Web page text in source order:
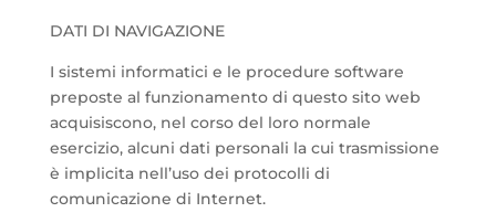
DATI DI NAVIGAZIONE
I sistemi informatici e le procedure software
preposte al funzionamento di questo sito web
acquisiscono, nel corso del loro normale
esercizio, alcuni dati personali la cui trasmissione
è implicita nell’uso dei protocolli di
comunicazione di Internet.